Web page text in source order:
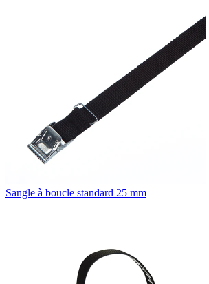
Sangle à boucle standard 25 mm